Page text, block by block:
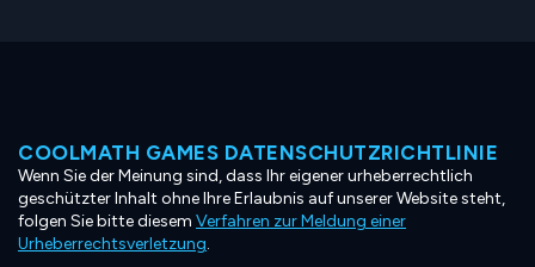
COOLMATH GAMES DATENSCHUTZRICHTLINIE
Wenn Sie der Meinung sind, dass Ihr eigener urheberrechtlich
geschützter Inhalt ohne Ihre Erlaubnis auf unserer Website steht,
folgen Sie bitte diesem Verfahren zur Meldung einer
Urheberrechtsverletzung.